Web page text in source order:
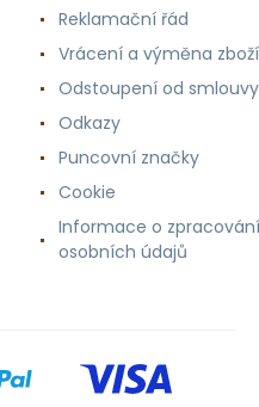
Reklamační řád
Vrácení a výměna zboží
Odstoupení od smlouvy
Odkazy
Puncovní značky
Cookie
Informace o zpracování
osobních údajů